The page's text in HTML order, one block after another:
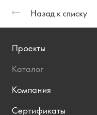
Назад к списку
Проекты
Каталог
Компания
Сертификаты